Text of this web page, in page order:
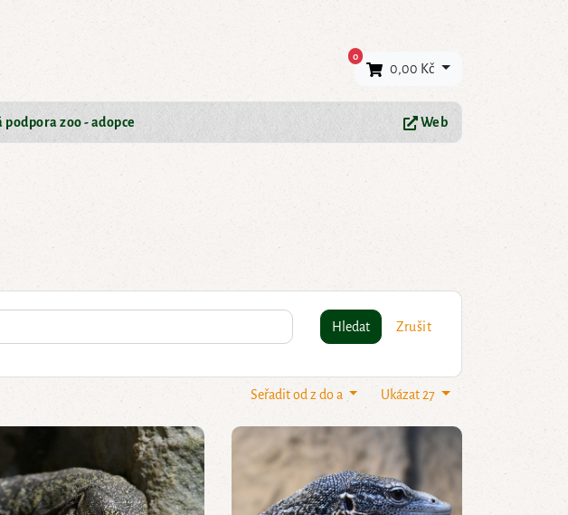
0×
0,00 Kč
podpora zoo - adopce Web
Hledat
Zrušit
Ukázat 27
Seřadit od z do a